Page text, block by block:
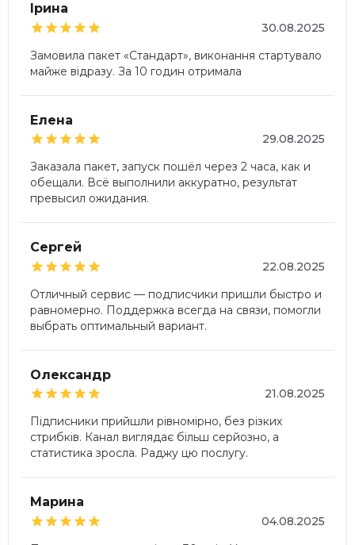
Ірина

30.08.2025
Замовила пакет «Стандарт», виконання стартувало
майже відразу. За 10 годин отримала
Елена

29.08.2025
Заказала пакет, запуск пошёл через 2 часа, как и
обещали. Всё выполнили аккуратно, результат
превысил ожидания.
Сергей

22.08.2025
Отличный сервис — подписчики пришли быстро и
равномерно. Поддержка всегда на связи, помогли
выбрать оптимальный вариант.
Олександр

21.08.2025
Підписники прийшли рівномірно, без різких
стрибків. Канал виглядає більш серйозно, а
статистика зросла. Раджу цю послугу.
Марина

04.08.2025